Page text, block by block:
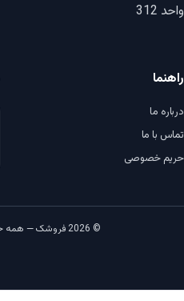
واحد 312
راهنما
درباره ما
تماس با ما
حریم خصوصی
© 2026 فروشک — همه حقوق محفوظ است.